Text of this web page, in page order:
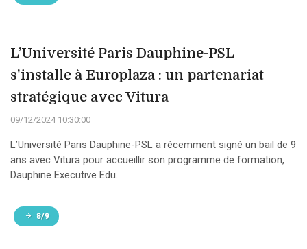
L’Université Paris Dauphine-PSL
s'installe à Europlaza : un partenariat
stratégique avec Vitura
09/12/2024 10:30:00
L’Université Paris Dauphine-PSL a récemment signé un bail de 9
ans avec Vitura pour accueillir son programme de formation,
Dauphine Executive Edu...
8/9